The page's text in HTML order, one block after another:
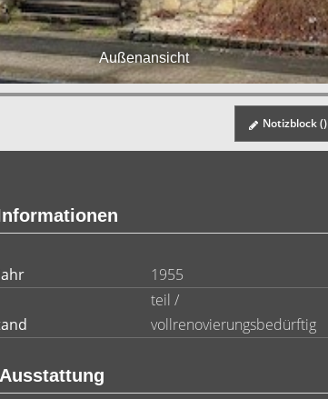
Außenansicht
Notizblock ()
1955
teil /
vollrenovierungsbedürftig
Ausstattung